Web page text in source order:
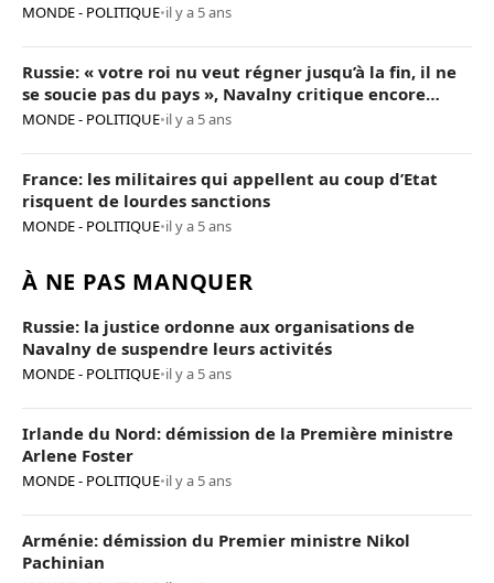
MONDE - POLITIQUE•il y a 5 ans
Russie: « votre roi nu veut régner jusqu’à la fin, il ne
se soucie pas du pays », Navalny critique encore
Poutine
MONDE - POLITIQUE•il y a 5 ans
France: les militaires qui appellent au coup d’Etat
risquent de lourdes sanctions
MONDE - POLITIQUE•il y a 5 ans
À NE PAS MANQUER
Russie: la justice ordonne aux organisations de
Navalny de suspendre leurs activités
MONDE - POLITIQUE•il y a 5 ans
Irlande du Nord: démission de la Première ministre
Arlene Foster
MONDE - POLITIQUE•il y a 5 ans
Arménie: démission du Premier ministre Nikol
Pachinian